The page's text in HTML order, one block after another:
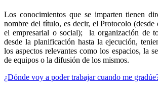
Los conocimientos que se imparten tienen
nombre del título, es decir, el Protocolo (desde
el empresarial o social); la organización de
desde la planificación hasta la ejecución,
los aspectos relevantes como los espacios, la
de equipos o la difusión de los mismos.
¿Dónde voy a poder trabajar cuando me